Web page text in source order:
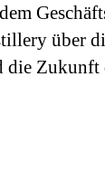
über
die Zukunft